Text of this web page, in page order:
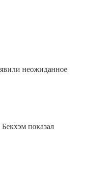
неожиданное
показал